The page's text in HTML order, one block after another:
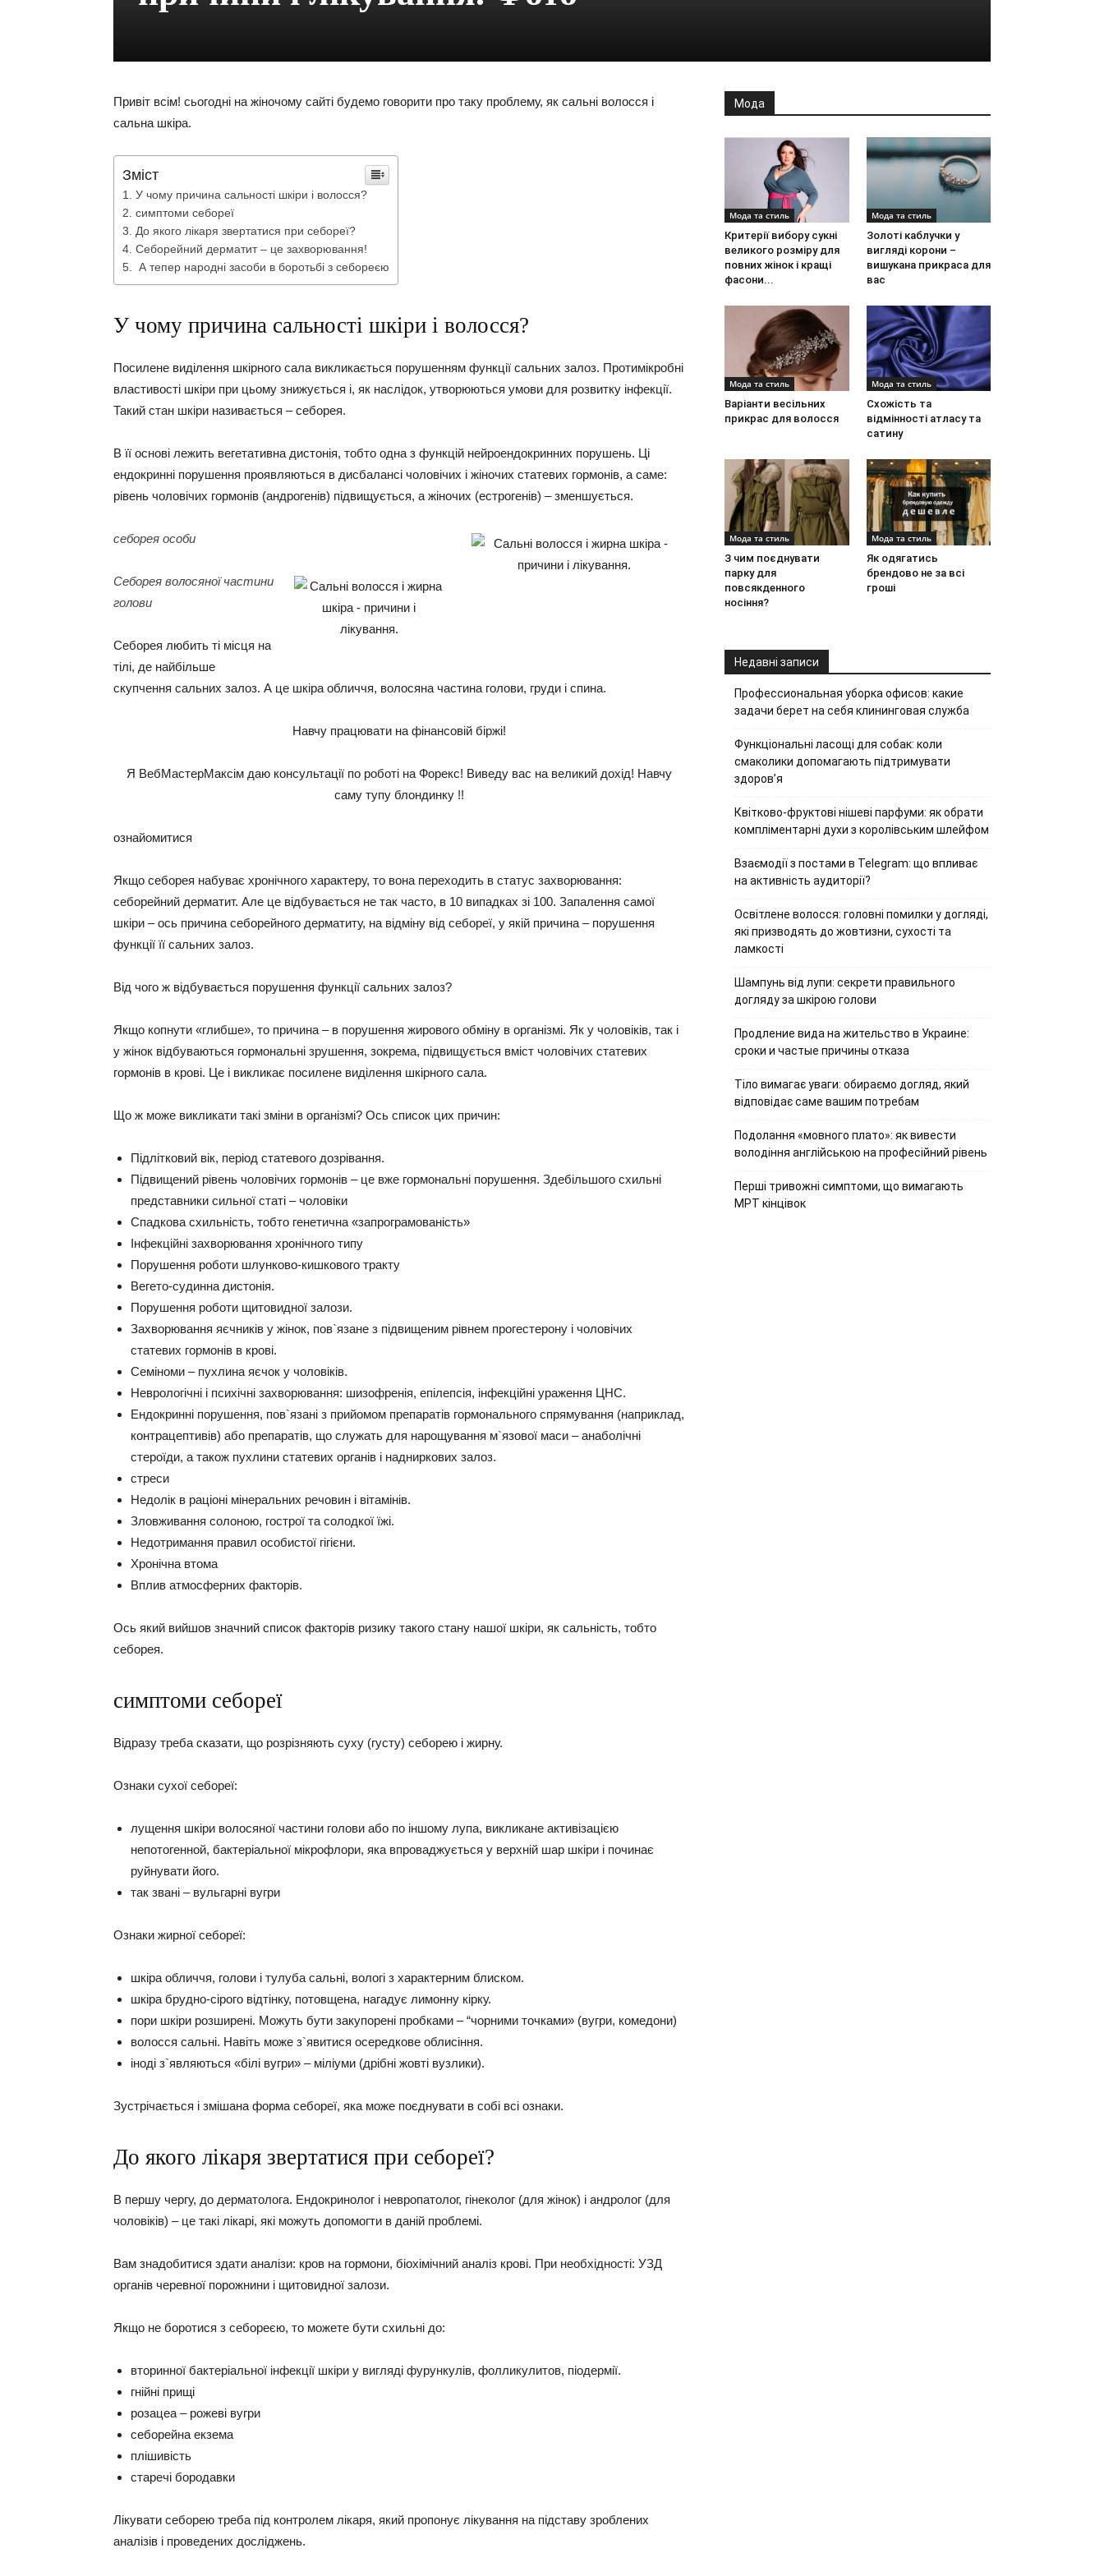
Привіт всім! сьогодні на жіночому сайті будемо говорити про таку проблему, як сальні волосся і
сальна шкіра.
Зміст
У чому причина сальності шкіри і волосся?
симптоми себореї
До якого лікаря звертатися при себореї?
Себорейний дерматит – це захворювання!
А тепер народні засоби в боротьбі з себореєю
У чому причина сальності шкіри і волосся?
Посилене виділення шкірного сала викликається порушенням функції сальних залоз. Протимікробні
властивості шкіри при цьому знижується і, як наслідок, утворюються умови для розвитку інфекції.
Такий стан шкіри називається – себорея.
В її основі лежить вегетативна дистонія, тобто одна з функцій нейроендокринних порушень. Ці
ендокринні порушення проявляються в дисбалансі чоловічих і жіночих статевих гормонів, а саме:
рівень чоловічих гормонів (андрогенів) підвищується, а жіночих (естрогенів) – зменшується.
себорея особи
Себорея волосяної частини
голови
Себорея любить ті місця на
тілі, де найбільше
скупчення сальних залоз. А це шкіра обличчя, волосяна частина голови, груди і спина.
Навчу працювати на фінансовій біржі!
Я ВебМастерМаксім даю консультації по роботі на Форекс! Виведу вас на великий дохід! Навчу
саму тупу блондинку !!
ознайомитися
Якщо себорея набуває хронічного характеру, то вона переходить в статус захворювання:
себорейний дерматит. Але це відбувається не так часто, в 10 випадках зі 100. Запалення самої
шкіри – ось причина себорейного дерматиту, на відміну від себореї, у якій причина – порушення
функції її сальних залоз.
Від чого ж відбувається порушення функції сальних залоз?
Якщо копнути «глибше», то причина – в порушення жирового обміну в організмі. Як у чоловіків, так і
у жінок відбуваються гормональні зрушення, зокрема, підвищується вміст чоловічих статевих
гормонів в крові. Це і викликає посилене виділення шкірного сала.
Що ж може викликати такі зміни в організмі? Ось список цих причин:
Підлітковий вік, період статевого дозрівання.
Підвищений рівень чоловічих гормонів – це вже гормональні порушення. Здебільшого схильні
представники сильної статі – чоловіки
Спадкова схильність, тобто генетична «запрограмованість»
Інфекційні захворювання хронічного типу
Порушення роботи шлунково-кишкового тракту
Вегето-судинна дистонія.
Порушення роботи щитовидної залози.
Захворювання яєчників у жінок, пов`язане з підвищеним рівнем прогестерону і чоловічих
статевих гормонів в крові.
Семіноми – пухлина яєчок у чоловіків.
Неврологічні і психічні захворювання: шизофренія, епілепсія, інфекційні ураження ЦНС.
Ендокринні порушення, пов`язані з прийомом препаратів гормонального спрямування (наприклад,
контрацептивів) або препаратів, що служать для нарощування м`язової маси – анаболічні
стероїди, а також пухлини статевих органів і надниркових залоз.
стреси
Недолік в раціоні мінеральних речовин і вітамінів.
Зловживання солоною, гострої та солодкої їжі.
Недотримання правил особистої гігієни.
Хронічна втома
Вплив атмосферних факторів.
Ось який вийшов значний список факторів ризику такого стану нашої шкіри, як сальність, тобто
себорея.
симптоми себореї
Відразу треба сказати, що розрізняють суху (густу) себорею і жирну.
Ознаки сухої себореї:
лущення шкіри волосяної частини голови або по іншому лупа, викликане активізацією
непотогенной, бактеріальної мікрофлори, яка впроваджується у верхній шар шкіри і починає
руйнувати його.
так звані – вульгарні вугри
Ознаки жирної себореї:
шкіра обличчя, голови і тулуба сальні, вологі з характерним блиском.
шкіра брудно-сірого відтінку, потовщена, нагадує лимонну кірку.
пори шкіри розширені. Можуть бути закупорені пробками – “чорними точками» (вугри, комедони)
волосся сальні. Навіть може з`явитися осередкове облисіння.
іноді з`являються «білі вугри» – міліуми (дрібні жовті вузлики).
Зустрічається і змішана форма себореї, яка може поєднувати в собі всі ознаки.
До якого лікаря звертатися при себореї?
В першу чергу, до дерматолога. Ендокринолог і невропатолог, гінеколог (для жінок) і андролог (для
чоловіків) – це такі лікарі, які можуть допомогти в даній проблемі.
Вам знадобитися здати аналізи: кров на гормони, біохімічний аналіз крові. При необхідності: УЗД
органів черевної порожнини і щитовидної залози.
Якщо не боротися з себореєю, то можете бути схильні до:
вторинної бактеріальної інфекції шкіри у вигляді фурункулів, фолликулитов, піодермії.
гнійні прищі
розацеа – рожеві вугри
себорейна екзема
плішивість
старечі бородавки
Лікувати себорею треба під контролем лікаря, який пропонує лікування на підставу зроблених
аналізів і проведених досліджень.
Мода
Мода та стиль
Критерії вибору сукні
великого розміру для
повних жінок і кращі
фасони...
Мода та стиль
Золоті каблучки у
вигляді корони –
вишукана прикраса для
вас
Мода та стиль
Варіанти весільних
прикрас для волосся
Мода та стиль
Схожість та
відмінності атласу та
сатину
Мода та стиль
З чим поєднувати
парку для
повсякденного
носіння?
Мода та стиль
Як одягатись
брендово не за всі
гроші
Недавні записи
Профессиональная уборка офисов: какие
задачи берет на себя клининговая служба
Функціональні ласощі для собак: коли
смаколики допомагають підтримувати
здоров’я
Квітково-фруктові нішеві парфуми: як обрати
компліментарні духи з королівським шлейфом
Взаємодії з постами в Telegram: що впливає
на активність аудиторії?
Освітлене волосся: головні помилки у догляді,
які призводять до жовтизни, сухості та
ламкості
Шампунь від лупи: секрети правильного
догляду за шкірою голови
Продление вида на жительство в Украине:
сроки и частые причины отказа
Тіло вимагає уваги: обираємо догляд, який
відповідає саме вашим потребам
Подолання «мовного плато»: як вивести
володіння англійською на професійний рівень
Перші тривожні симптоми, що вимагають
МРТ кінцівок